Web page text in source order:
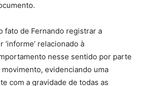
fato de Fernando registrar a
relacionado à
nesse sentido por parte
evidenciando uma
com a gravidade de todas as